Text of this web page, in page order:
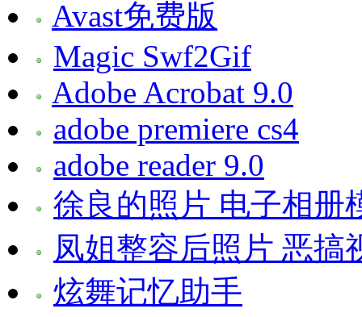
Avast免费版
Magic Swf2Gif
Adobe Acrobat 9.0
adobe premiere cs4
adobe reader 9.0
徐良的照片 电子相册
凤姐整容后照片 恶搞
炫舞记忆助手